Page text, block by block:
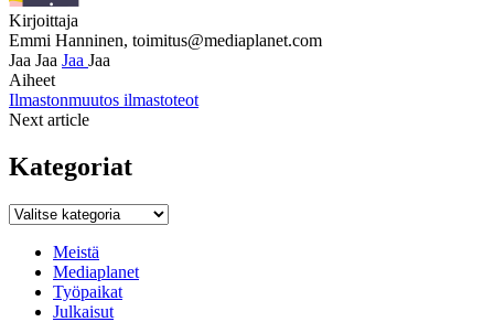
Kirjoittaja
Emmi Hanninen, toimitus@mediaplanet.com
Jaa Jaa Jaa Jaa
Aiheet
Ilmastonmuutos ilmastoteot
Next article
Kategoriat
Kategoriat
Meistä
Mediaplanet
Työpaikat
Julkaisut